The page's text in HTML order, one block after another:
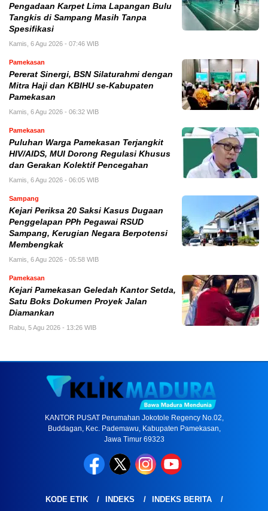
Pengadaan Karpet Lima Lapangan Bulu
Tangkis di Sampang Masih Tanpa
Spesifikasi
Kamis, 6 Agu 2026 - 07:46 WIB
Pamekasan
Pererat Sinergi, BSN Silaturahmi dengan
Mitra Haji dan KBIHU se-Kabupaten
Pamekasan
Kamis, 6 Agu 2026 - 06:32 WIB
Pamekasan
Puluhan Warga Pamekasan Terjangkit
HIV/AIDS, MUI Dorong Regulasi Khusus
dan Gerakan Kolektif Pencegahan
Kamis, 6 Agu 2026 - 06:05 WIB
Sampang
Kejari Periksa 20 Saksi Kasus Dugaan
Penggelapan PPh Pegawai RSUD
Sampang, Kerugian Negara Berpotensi
Membengkak
Kamis, 6 Agu 2026 - 05:58 WIB
Pamekasan
Kejari Pamekasan Geledah Kantor Setda,
Satu Boks Dokumen Proyek Jalan
Diamankan
Rabu, 5 Agu 2026 - 13:26 WIB
KANTOR PUSAT Perumahan Jokotole Regency No.02,
Buddagan, Kec. Pademawu, Kabupaten Pamekasan,
Jawa Timur 69323
KODE ETIK INDEKS INDEKS BERITA